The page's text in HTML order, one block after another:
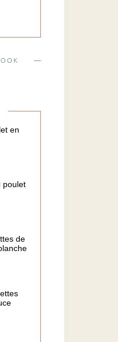
en
poulet
de